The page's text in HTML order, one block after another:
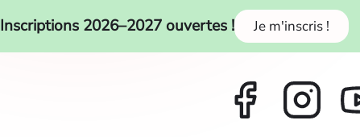
Inscriptions 2026–2027 ouvertes ! Je m'inscris !